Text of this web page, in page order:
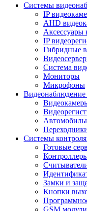
Системы
IP
AHD
Аксессуары
IP
Гибридные
Система
Мониторы
Микрофоны
Видеонаблюдение
Системы контроля
Готовые
Замки и
Кнопки
GSM